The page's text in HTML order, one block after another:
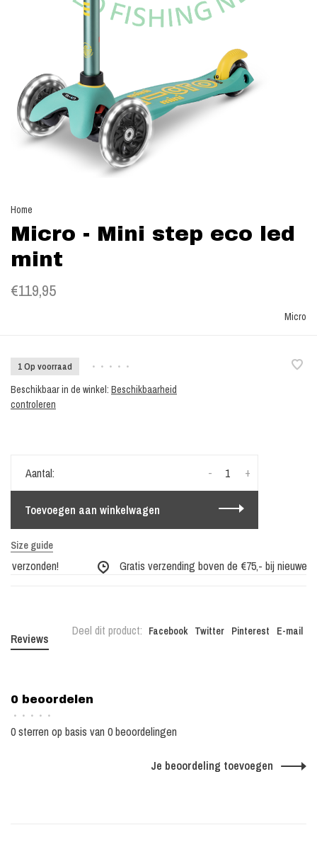
Home
Micro - Mini step eco led
mint
€119,95
Micro
1 Op voorraad • • • • •
Beschikbaar in de winkel: Beschikbaarheid
controleren
Aantal: +
-
Toevoegen aan winkelwagen
Size guide
Gratis verzending boven de €75,- bij nieuwe
Deel dit product: Facebook Twitter Pinterest E-mail
Reviews
0 beoordelen
• • • • •
0 sterren op basis van 0 beoordelingen
Je beoordeling toevoegen